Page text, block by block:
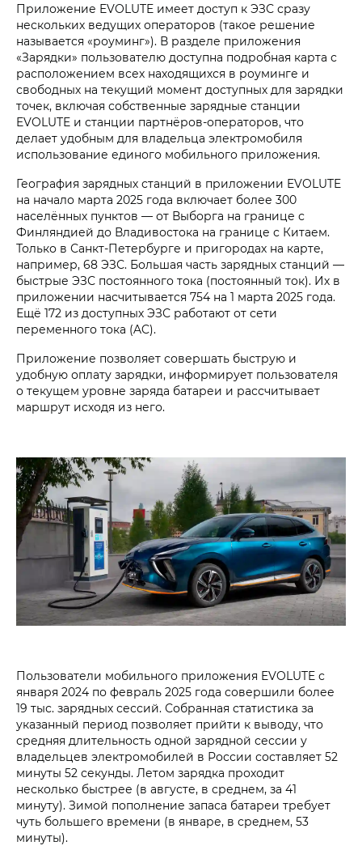
Приложение EVOLUTE имеет доступ к ЭЗС сразу
нескольких ведущих операторов (такое решение
называется «роуминг»). В разделе приложения
«Зарядки» пользователю доступна подробная карта с
расположением всех находящихся в роуминге и
свободных на текущий момент доступных для зарядки
точек, включая собственные зарядные станции
EVOLUTE и станции партнёров-операторов, что
делает удобным для владельца электромобиля
использование единого мобильного приложения.
География зарядных станций в приложении EVOLUTE
на начало марта 2025 года включает более 300
населённых пунктов — от Выборга на границе с
Финляндией до Владивостока на границе с Китаем.
Только в Санкт-Петербурге и пригородах на карте,
например, 68 ЭЗС. Большая часть зарядных станций —
быстрые ЭЗС постоянного тока (постоянный ток). Их в
приложении насчитывается 754 на 1 марта 2025 года.
Ещё 172 из доступных ЭЗС работают от сети
переменного тока (AC).
Приложение позволяет совершать быструю и
удобную оплату зарядки, информирует пользователя
о текущем уровне заряда батареи и рассчитывает
маршрут исходя из него.
Пользователи мобильного приложения EVOLUTE с
января 2024 по февраль 2025 года совершили более
19 тыс. зарядных сессий. Собранная статистика за
указанный период позволяет прийти к выводу, что
средняя длительность одной зарядной сессии у
владельцев электромобилей в России составляет 52
минуты 52 секунды. Летом зарядка проходит
несколько быстрее (в августе, в среднем, за 41
минуту). Зимой пополнение запаса батареи требует
чуть большего времени (в январе, в среднем, 53
минуты).